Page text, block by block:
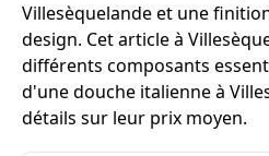
Villesèquelande et une
design. Cet article à
différents composants
d'une douche italienne à
détails sur leur prix moyen.